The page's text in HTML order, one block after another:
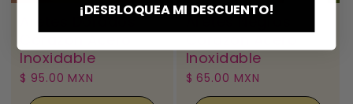
Aretes Dorados
Inoxidable
Precio
habitual
$ 95.00 MXN
Inoxidable
Precio
habitual
$ 65.00 MXN
¡DESBLOQUEA MI DESCUENTO!